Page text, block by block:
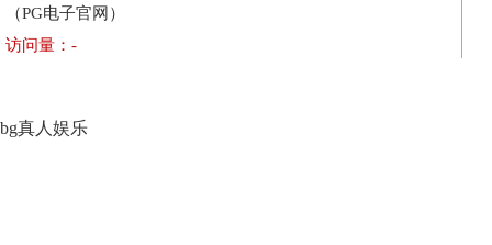
（PG电子官网）
访问量： -
bg真人娱乐